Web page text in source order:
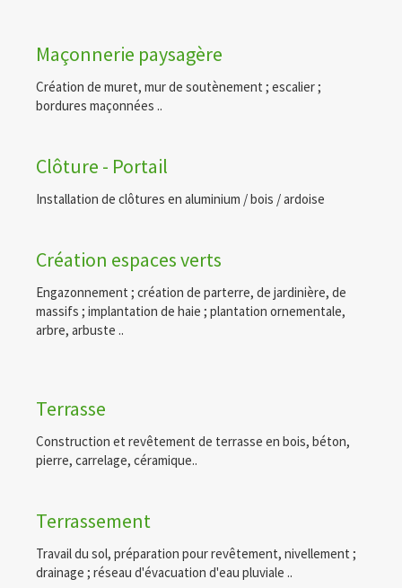
Maçonnerie paysagère
Création de muret, mur de soutènement ; escalier ;
bordures maçonnées ..
Clôture - Portail
Installation de clôtures en aluminium / bois / ardoise
Création espaces verts
Engazonnement ; création de parterre, de jardinière, de
massifs ; implantation de haie ; plantation ornementale,
arbre, arbuste ..
Terrasse
Construction et revêtement de terrasse en bois, béton,
pierre, carrelage, céramique..
Terrassement
Travail du sol, préparation pour revêtement, nivellement ;
drainage ; réseau d'évacuation d'eau pluviale ..